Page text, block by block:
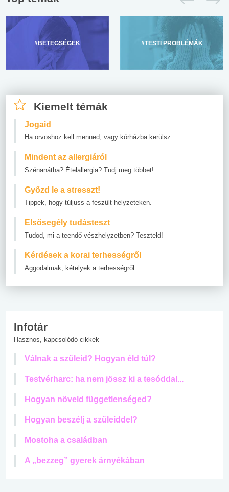
#BETEGSÉGEK #TESTI PROBLÉMÁK
Kiemelt témák
Jogaid
Ha orvoshoz kell menned, vagy kórházba kerülsz
Mindent az allergiáról
Szénanátha? Ételallergia? Tudj meg többet!
Győzd le a stresszt!
Tippek, hogy túljuss a feszült helyzeteken.
Elsősegély tudásteszt
Tudod, mi a teendő vészhelyzetben? Teszteld!
Kérdések a korai terhességről
Aggodalmak, kételyek a terhességről
Infotár
Hasznos, kapcsolódó cikkek
Válnak a szüleid? Hogyan éld túl?
Testvérharc: ha nem jössz ki a tesóddal...
Hogyan növeld függetlenséged?
Hogyan beszélj a szüleiddel?
Mostoha a családban
A „bezzeg” gyerek árnyékában